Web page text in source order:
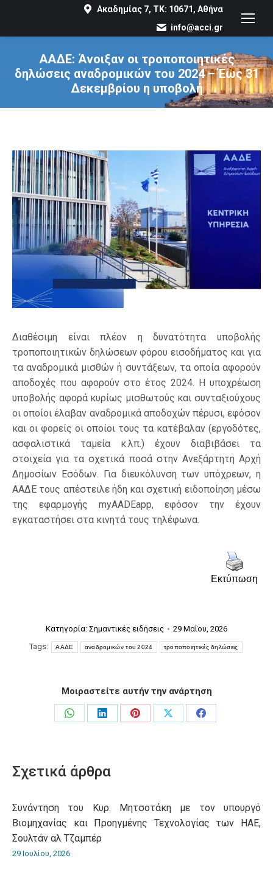
Ακαδημίας 7, ΤΚ: 10671, Αθήνα
info@acci.gr
ΑΑΔΕ: Άνοιξαν οι τροποποιητικές
δηλώσεις αναδρομικών του 2024 – Έως 31
Δεκεμβρίου η υποβολή
You are here:
Διαθέσιμη είναι πλέον η δυνατότητα υποβολής
τροποποιητικών δηλώσεων φόρου εισοδήματος και για
τα αναδρομικά μισθών ή συντάξεων, τα οποία αφορούν
αποδοχές που αφορούν στο έτος 2024. Η υποχρέωση
υποβολής αφορά κυρίως μισθωτούς και συνταξιούχους
οι οποίοι έλαβαν αναδρομικά αποδοχών πέρυσι, εφόσον
και οι φορείς οι οποίοι τους τα κατέβαλαν (εργοδότες,
ασφαλιστικά ταμεία κ.λπ.) έχουν διαβιβάσει τα
στοιχεία για τα σχετικά ποσά στην Ανεξάρτητη Αρχή
Δημοσίων Εσόδων. Για διευκόλυνση των υπόχρεων, η
ΑΑΔΕ τους απέστειλε ήδη και σχετική ειδοποίηση μέσω
της εφαρμογής myAADEapp, εφόσον την έχουν
εγκαταστήσει στα κινητά τους τηλέφωνα.
Εκτύπωση
Κατηγορία: Σημαντικές ειδήσεις
29 Μαΐου, 2026
Tags:
ΑΑΔΕ αναδρομικών του 2024 τροποποιητικές δηλώσεις
Μοιραστείτε αυτήν την ανάρτηση
Share
Share
Share
Share
Share
Σχετικά άρθρα
Συνάντηση του Κυρ. Μητσοτάκη με τον υπουργό
Βιομηχανίας και Προηγμένης Τεχνολογίας των ΗΑΕ,
Σουλτάν αλ Τζαμπέρ
29 Ιουλίου, 2026